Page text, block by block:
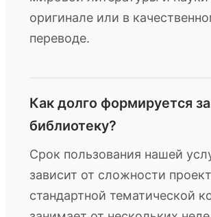
оригинале или в
переводе.
Как долго формируется
библиотеку?
Срок пользования нашей
зависит от сложности
стандартной тематической